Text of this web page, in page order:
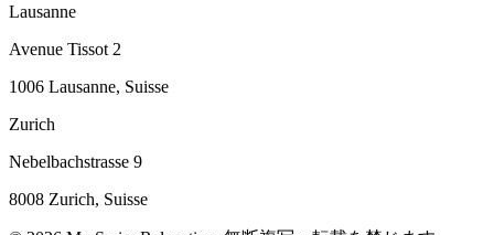
Lausanne
Avenue Tissot 2
1006 Lausanne, Suisse
Zurich
Nebelbachstrasse 9
8008 Zurich, Suisse